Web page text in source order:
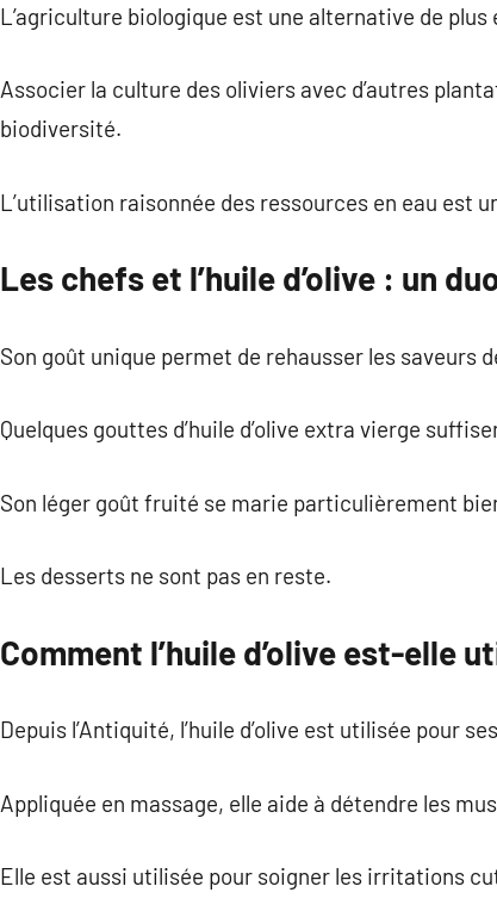
L’agriculture biologique est une alternative de plus
Associer la culture des oliviers avec d’autres
biodiversité.
L’utilisation raisonnée des ressources en eau est
Les chefs et l’huile d’olive : un
Son goût unique permet de rehausser les saveurs
Quelques gouttes d’huile d’olive extra vierge
Son léger goût fruité se marie particulièrement
Les desserts ne sont pas en reste.
Comment l’huile d’olive est-elle
Depuis l’Antiquité, l’huile d’olive est utilisée pour
Appliquée en massage, elle aide à détendre les
Elle est aussi utilisée pour soigner les irritations